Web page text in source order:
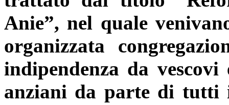
Anie”, nel quale
organizzata
indipendenza da
anziani da parte di